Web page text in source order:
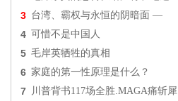
3 台湾、霸权与永恒的阴暗面 —
4 可惜不是中国人
5 毛岸英牺牲的真相
6 家庭的第一性原理是什么？
7 川普背书117场全胜.MAGA痛斩犀